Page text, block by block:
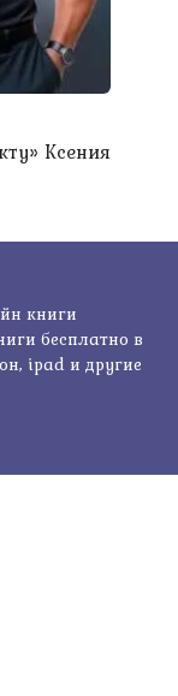
Ксения
книги
бесплатно в
ipad и другие